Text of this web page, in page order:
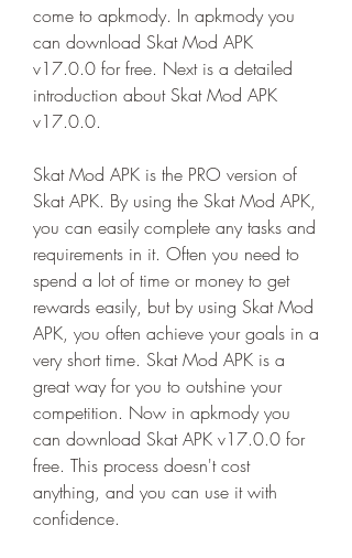
come to apkmody. In apkmody you
can download Skat Mod APK
v17.0.0 for free. Next is a detailed
introduction about Skat Mod APK
v17.0.0.
Skat Mod APK is the PRO version of
Skat APK. By using the Skat Mod APK,
you can easily complete any tasks and
requirements in it. Often you need to
spend a lot of time or money to get
rewards easily, but by using Skat Mod
APK, you often achieve your goals in a
very short time. Skat Mod APK is a
great way for you to outshine your
competition. Now in apkmody you
can download Skat APK v17.0.0 for
free. This process doesn't cost
anything, and you can use it with
confidence.